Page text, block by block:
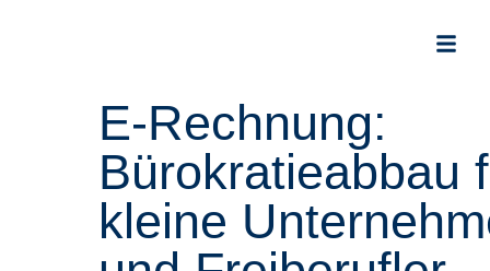
E-Rechnung:
Bürokratieabbau
kleine